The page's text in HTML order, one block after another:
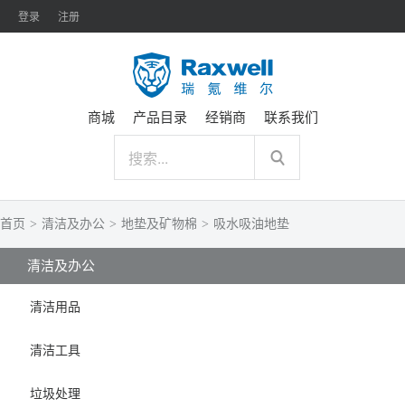
登录 注册
商城 产品目录 经销商 联系我们
首页 > 清洁及办公 > 地垫及矿物棉 > 吸水吸油地垫
清洁及办公
清洁用品
清洁工具
垃圾处理